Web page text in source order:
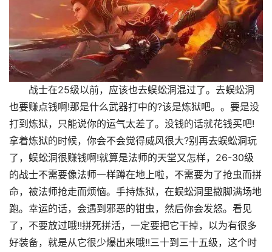
战士在25级以前，应该也去蜈蚣洞混过了。去蜈蚣洞
也要赚点钱啊!那是什么武器打中的?该是炼狱吧。。要是没
打到炼狱，只能说你的运气太差了。没钱的话就花钱买吧!
拿着炼狱的时候，你会不会觉得威风很大?别再去蜈蚣洞玩
了，蜈蚣洞很赚钱啊!就算是法师的天堂又怎样，26-30级
的战士不需要像法师一样蹲在地上啦，不需要为了抢虫而拼
命，被法师抢走而烦恼。手持炼狱，在蜈蚣洞里撒脚满场地
跑。幸运的话，会遇到邪恶的钳虫，然后你会发怒。看见
了，不要放过哦!!拼死拼活，一定要把它干掉，以为有很多
好装备，就是从它很少爆出来哦!!三十到三十五级，这个时